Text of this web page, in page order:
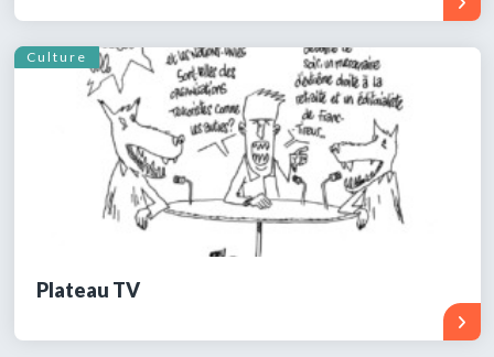
Culture
Plateau TV